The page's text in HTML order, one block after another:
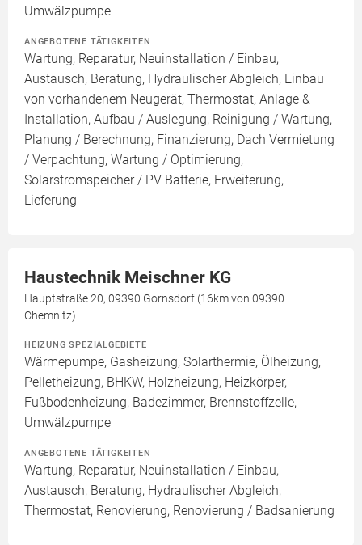
Umwälzpumpe
ANGEBOTENE TÄTIGKEITEN
Wartung, Reparatur, Neuinstallation / Einbau,
Austausch, Beratung, Hydraulischer Abgleich, Einbau
von vorhandenem Neugerät, Thermostat, Anlage &
Installation, Aufbau / Auslegung, Reinigung / Wartung,
Planung / Berechnung, Finanzierung, Dach Vermietung
/ Verpachtung, Wartung / Optimierung,
Solarstromspeicher / PV Batterie, Erweiterung,
Lieferung
Haustechnik Meischner KG
Hauptstraße 20, 09390 Gornsdorf (16km von 09390
Chemnitz)
HEIZUNG SPEZIALGEBIETE
Wärmepumpe, Gasheizung, Solarthermie, Ölheizung,
Pelletheizung, BHKW, Holzheizung, Heizkörper,
Fußbodenheizung, Badezimmer, Brennstoffzelle,
Umwälzpumpe
ANGEBOTENE TÄTIGKEITEN
Wartung, Reparatur, Neuinstallation / Einbau,
Austausch, Beratung, Hydraulischer Abgleich,
Thermostat, Renovierung, Renovierung / Badsanierung